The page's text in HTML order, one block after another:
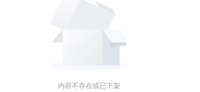
内容不存在或已下架